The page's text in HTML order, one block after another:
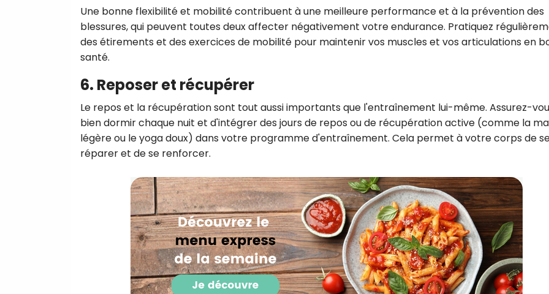
Une bonne flexibilité et mobilité contribuent à une meilleure performance et à la prévention des
blessures, qui peuvent toutes deux affecter négativement votre endurance. Pratiquez
des étirements et des exercices de mobilité pour maintenir vos muscles et vos articulations en
santé.
6. Reposer et récupérer
Le repos et la récupération sont tout aussi importants que l'entraînement lui-même. Assurez-
bien dormir chaque nuit et d'intégrer des jours de repos ou de récupération active (comme la
légère ou le yoga doux) dans votre programme d'entraînement. Cela permet à votre corps de
réparer et de se renforcer.